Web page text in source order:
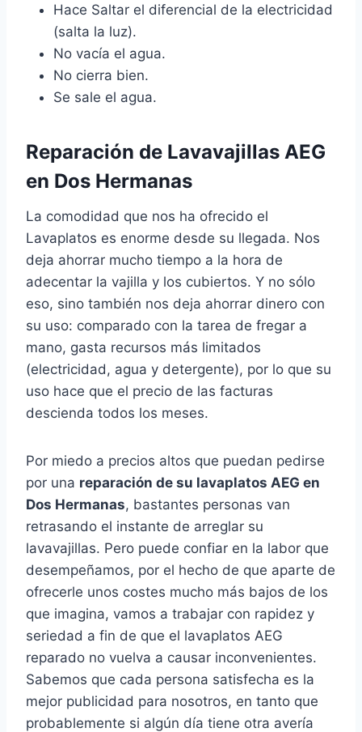
Hace Saltar el diferencial de la electricidad
(salta la luz).
No vacía el agua.
No cierra bien.
Se sale el agua.
Reparación de Lavavajillas AEG
en Dos Hermanas
La comodidad que nos ha ofrecido el
Lavaplatos es enorme desde su llegada. Nos
deja ahorrar mucho tiempo a la hora de
adecentar la vajilla y los cubiertos. Y no sólo
eso, sino también nos deja ahorrar dinero con
su uso: comparado con la tarea de fregar a
mano, gasta recursos más limitados
(electricidad, agua y detergente), por lo que su
uso hace que el precio de las facturas
descienda todos los meses.
Por miedo a precios altos que puedan pedirse
por una reparación de su lavaplatos AEG en
Dos Hermanas, bastantes personas van
retrasando el instante de arreglar su
lavavajillas. Pero puede confiar en la labor que
desempeñamos, por el hecho de que aparte de
ofrecerle unos costes mucho más bajos de los
que imagina, vamos a trabajar con rapidez y
seriedad a fin de que el lavaplatos AEG
reparado no vuelva a causar inconvenientes.
Sabemos que cada persona satisfecha es la
mejor publicidad para nosotros, en tanto que
probablemente si algún día tiene otra avería